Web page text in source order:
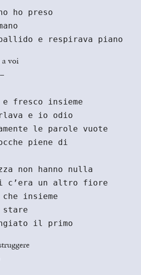
ho preso
e respirava piano
a voi
fresco insieme
e io odio
le parole vuote
non hanno nulla
c’era un altro fiore
insieme
stare
il primo